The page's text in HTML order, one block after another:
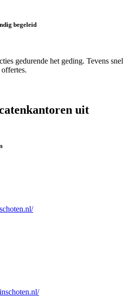
begeleid
gedurende het geding. Tevens snel
uit